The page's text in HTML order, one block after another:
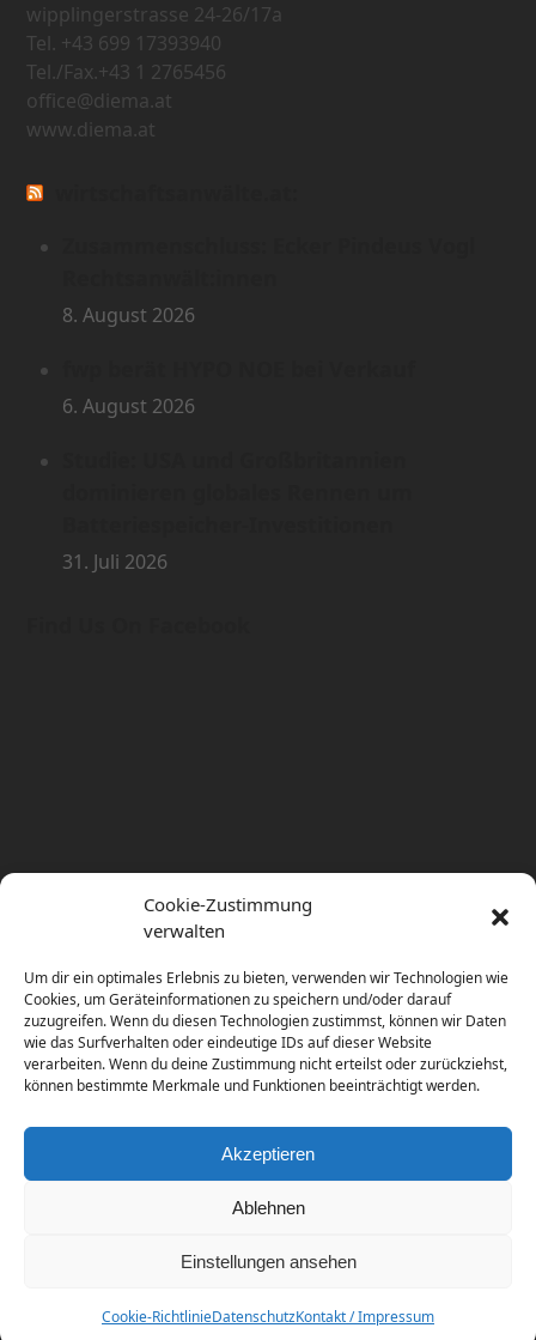
Cookie-Zustimmung
verwalten
Um dir ein optimales Erlebnis zu bieten, verwenden wir Technologien wie
Cookies, um Geräteinformationen zu speichern und/oder darauf
zuzugreifen. Wenn du diesen Technologien zustimmst, können wir Daten
wie das Surfverhalten oder eindeutige IDs auf dieser Website
verarbeiten. Wenn du deine Zustimmung nicht erteilst oder zurückziehst,
können bestimmte Merkmale und Funktionen beeinträchtigt werden.
Akzeptieren
Ablehnen
Einstellungen ansehen
Cookie-RichtlinieDatenschutzKontakt / Impressum
wipplingerstrasse 24-26/17a
Tel. +43 699 17393940
Tel./Fax.+43 1 2765456
office@diema.at
www.diema.at
8. August 2026
6. August 2026
31. Juli 2026
Reserved